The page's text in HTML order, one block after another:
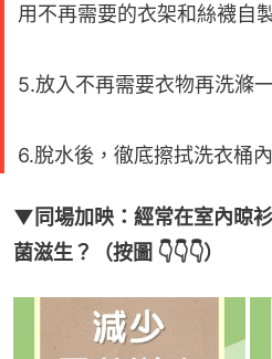
用不再需要的衣架和絲襪自
5.放入不再需要衣物再洗滌
6.脫水後，徹底擦拭洗衣桶
▼同場加映：經常在室內晾
菌滋生？（按圖 👇👇👇）